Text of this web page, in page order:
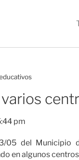
pm
05 del Municipio
en algunos